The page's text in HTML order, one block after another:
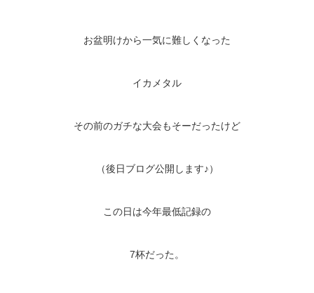
お盆明けから一気に難しくなった
イカメタル
その前のガチな大会もそーだったけど
（後日ブログ公開します♪）
この日は今年最低記録の
7杯だった。